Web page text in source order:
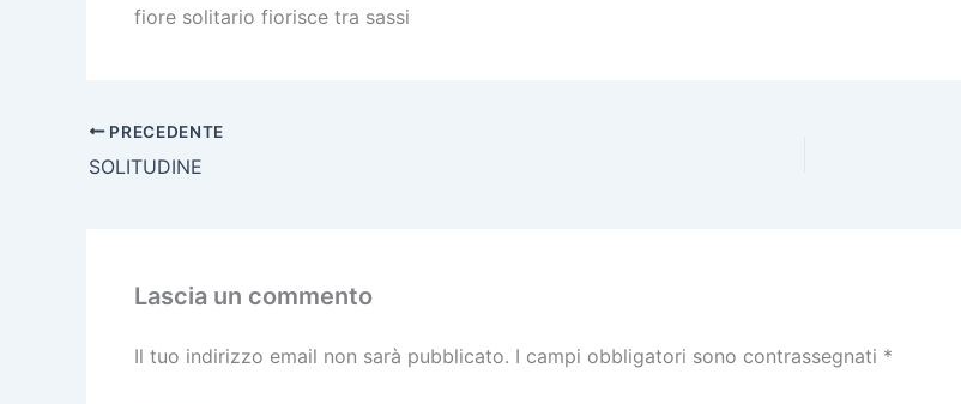
fiore solitario fiorisce tra sassi
PRECEDENTE
SOLITUDINE
Lascia un commento
Il tuo indirizzo email non sarà pubblicato. I campi obbligatori sono contrassegnati *